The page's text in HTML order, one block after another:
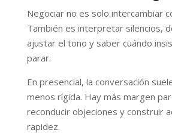
Negociar no es solo intercambiar
También es interpretar silencios,
ajustar el tono y saber cuándo
parar.
En presencial, la conversación
menos rígida. Hay más margen
reconducir objeciones y construir
rapidez.